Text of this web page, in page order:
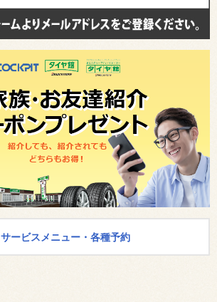
サービスメニュー・各種予約